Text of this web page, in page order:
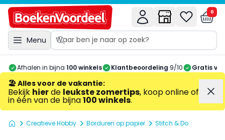
Menu
0
Afhalen in bijna 100 winkels Klantbeoordeling 9/10 Gratis
🏖️ Alles voor de vakantie:
Bekijk hierde leukste zomertips, koop online of
in één van de bijna100 winkels.
Creatieve Hobby Borduren op papier Stitch & Do